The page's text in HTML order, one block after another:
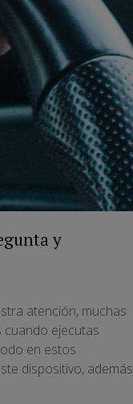
y
atención, muchas
ejecutas
en estos
dispositivo, además